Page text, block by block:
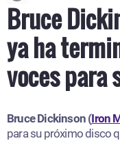
Bruce
ya ha
voces para
Bruce Dickinson (Iron
para su próximo disco